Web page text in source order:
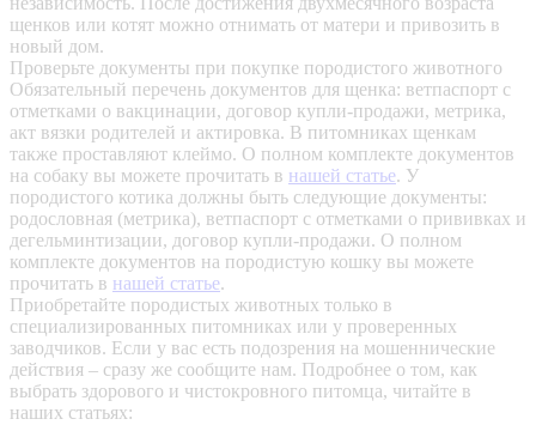
щенков или котят можно отнимать от матери и привозить в
новый дом.
Проверьте документы при покупке породистого животного
Обязательный перечень документов для щенка: ветпаспорт с
отметками о вакцинации, договор купли-продажи, метрика,
акт вязки родителей и актировка. В питомниках щенкам
также проставляют клеймо. О полном комплекте документов
на собаку вы можете прочитать в нашей статье. У
породистого котика должны быть следующие документы:
родословная (метрика), ветпаспорт с отметками о прививках и
дегельминтизации, договор купли-продажи. О полном
комплекте документов на породистую кошку вы можете
прочитать в нашей статье.
Приобретайте породистых животных только в
специализированных питомниках или у проверенных
заводчиков. Если у вас есть подозрения на мошеннические
действия – сразу же сообщите нам. Подробнее о том, как
выбрать здорового и чистокровного питомца, читайте в
наших статьях: